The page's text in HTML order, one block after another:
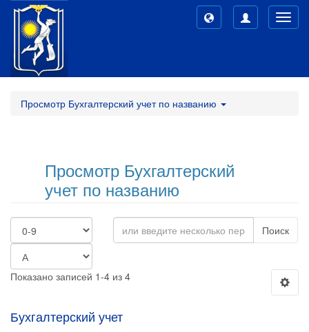
Просмотр Бухгалтерский учет по названию
Просмотр Бухгалтерский
учет по названию
Поиск
Показано записей 1-4 из 4
Бухгалтерский учет